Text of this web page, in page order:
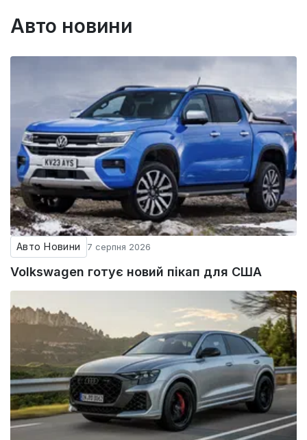
Авто новини
Авто Новини 7 серпня 2026
Volkswagen готує новий пікап для США